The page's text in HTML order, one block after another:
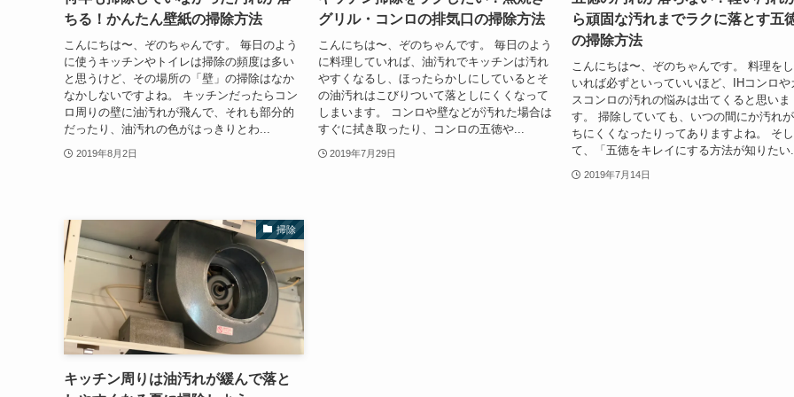
ちる！かんたん壁紙の掃除方法
こんにちは〜、ぞのちゃんです。 毎日のよう
に使うキッチンやトイレは掃除の頻度は多い
と思うけど、その場所の「壁」の掃除はなか
なかしないですよね。 キッチンだったらコン
ロ周りの壁に油汚れが飛んで、それも部分的
だったり、油汚れの色がはっきりとわ...
2019年8月2日
グリル・コンロの排気口の掃除方法
こんにちは〜、ぞのちゃんです。 毎日のよう
に料理していれば、油汚れでキッチンは汚れ
やすくなるし、ほったらかしにしているとそ
の油汚れはこびりついて落としにくくなって
しまいます。 コンロや壁などが汚れた場合は
すぐに拭き取ったり、コンロの五徳や...
2019年7月29日
ら頑固な汚れまでラクに落とす五
の掃除方法
こんにちは〜、ぞのちゃんです。 料理を
いれば必ずといっていいほど、IHコンロや
スコンロの汚れの悩みは出てくると思いま
す。 掃除していても、いつの間にか汚れ
ちにくくなったりってありますよね。 そし
て、「五徳をキレイにする方法が知りたい...
2019年7月14日
掃除
キッチン周りは油汚れが緩んで落と